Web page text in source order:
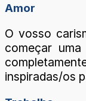
Amor
O vosso
começar
inspiradas/os